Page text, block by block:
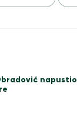
napustio